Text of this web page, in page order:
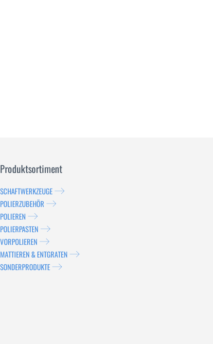
Produktsortiment
SCHAFTWERKZEUGE
POLIERZUBEHÖR
POLIEREN
POLIERPASTEN
VORPOLIEREN
MATTIEREN & ENTGRATEN
SONDERPRODUKTE